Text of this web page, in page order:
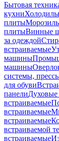
Бытовая
кухни
плиты
плитыВинные
за одеждой
встраиваемые
машины
машины
системы,
для обуви
панели
встраиваемые
встраиваемые
встраиваемые
встраиваемой
встраиваемые